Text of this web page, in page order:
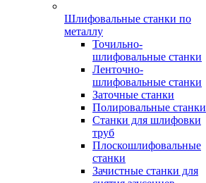
Шлифовальные станки по
металлу
Точильно-
шлифовальные станки
Ленточно-
шлифовальные станки
Заточные станки
Полировальные станки
Станки для шлифовки
труб
Плоскошлифовальные
станки
Зачистные станки для